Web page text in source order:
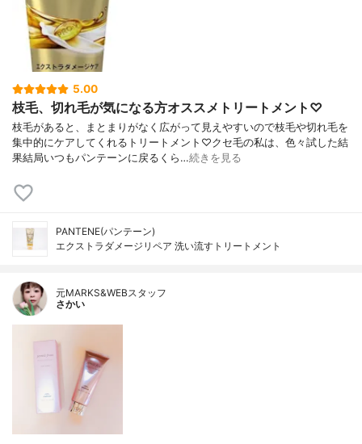
5.00
枝毛、切れ毛が気になる方オススメトリートメント♡
枝毛があると、まとまりがなく広がって見えやすいので枝毛や切れ毛を
集中的にケアしてくれるトリートメント♡クセ毛の私は、色々試した結
果結局いつもパンテーンに戻るくら…続きを見る
PANTENE(パンテーン)
エクストラダメージリペア 洗い流すトリートメント
元MARKS&WEBスタッフ
さかい